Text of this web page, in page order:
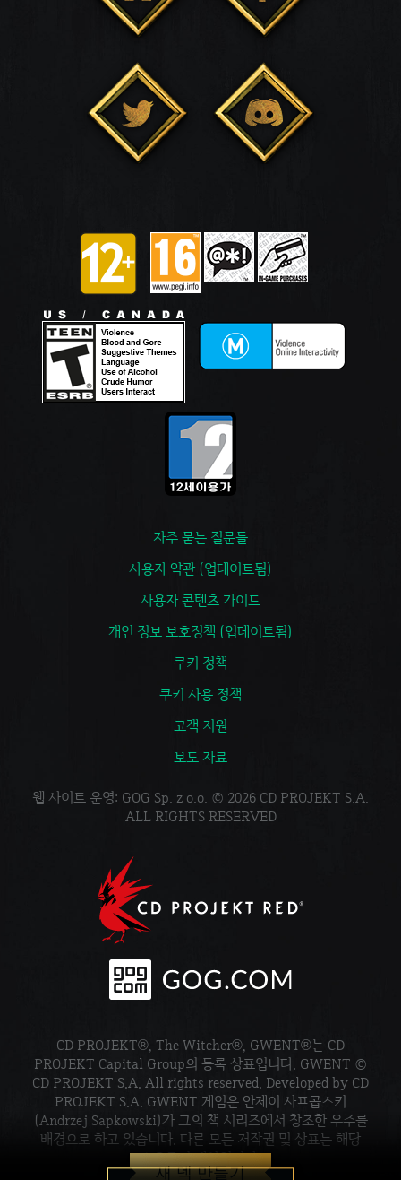
새 덱 만들기
자주 묻는 질문들
사용자 약관 (업데이트됨)
사용자 콘텐츠 가이드
개인 정보 보호정책 (업데이트됨)
쿠키 정책
쿠키 사용 정책
고객 지원
보도 자료
웹 사이트 운영: GOG Sp. z o.o. © 2026 CD PROJEKT S.A.
ALL RIGHTS RESERVED
CD PROJEKT®, The Witcher®, GWENT®는 CD
PROJEKT Capital Group의 등록 상표입니다. GWENT ©
CD PROJEKT S.A. All rights reserved. Developed by CD
PROJEKT S.A. GWENT 게임은 안제이 사프콥스키
(Andrzej Sapkowski)가 그의 책 시리즈에서 창조한 우주를
배경으로 하고 있습니다. 다른 모든 저작권 및 상표는 해당
소유주의 재산입니다.